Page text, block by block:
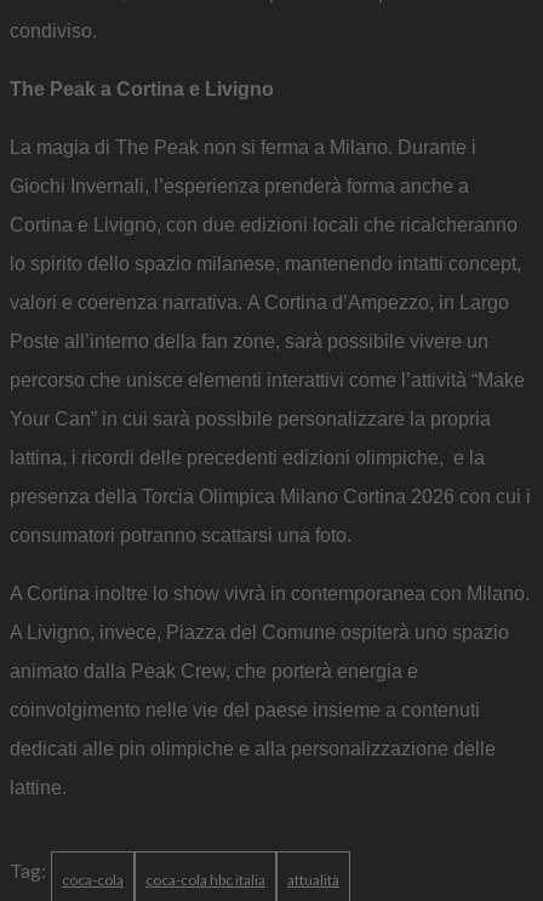
condiviso.
The Peak a Cortina e Livigno
La magia di The Peak non si ferma a Milano. Durante i
Giochi Invernali, l’esperienza prenderà forma anche a
Cortina e Livigno, con due edizioni locali che ricalcheranno
lo spirito dello spazio milanese, mantenendo intatti concept,
valori e coerenza narrativa. A Cortina d’Ampezzo, in Largo
Poste all’interno della fan zone, sarà possibile vivere un
percorso che unisce elementi interattivi come l’attività “Make
Your Can” in cui sarà possibile personalizzare la propria
lattina, i ricordi delle precedenti edizioni olimpiche, e la
presenza della Torcia Olimpica Milano Cortina 2026 con cui i
consumatori potranno scattarsi una foto.
A Cortina inoltre lo show vivrà in contemporanea con Milano.
A Livigno, invece, Piazza del Comune ospiterà uno spazio
animato dalla Peak Crew, che porterà energia e
coinvolgimento nelle vie del paese insieme a contenuti
dedicati alle pin olimpiche e alla personalizzazione delle
lattine.
Tag: coca-cola coca-cola hbc italia attualità